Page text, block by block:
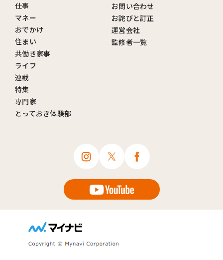
仕事
マネー
おでかけ
住まい
共働き家事
ライフ
連載
特集
専門家
とっておき体験部
お問い合わせ
お詫びと訂正
運営会社
監修者一覧